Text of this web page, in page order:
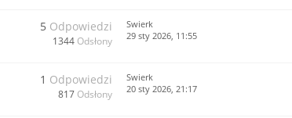
5 Odpowiedzi
1344 Odsłony
Swierk
29 sty 2026, 11:55
1 Odpowiedzi
817 Odsłony
Swierk
20 sty 2026, 21:17